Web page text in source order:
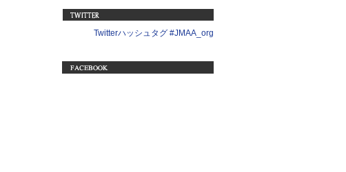
Twitterハッシュタグ #JMAA_org